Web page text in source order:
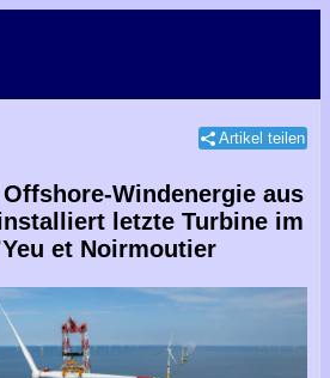
Artikel teilen
Windenergie aus
letzte Turbine im
et Noirmoutier